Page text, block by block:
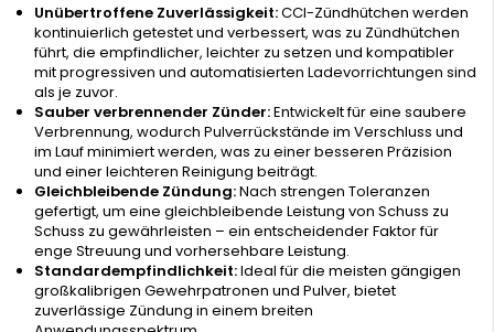
Unübertroffene Zuverlässigkeit:CCI-Zündhütchen werden
kontinuierlich getestet und verbessert, was zu Zündhütchen
führt, die empfindlicher, leichter zu setzen und kompatibler
mit progressiven und automatisierten Ladevorrichtungen sind
als je zuvor.
Sauber verbrennender Zünder:Entwickelt für eine saubere
Verbrennung, wodurch Pulverrückstände im Verschluss und
im Lauf minimiert werden, was zu einer besseren Präzision
und einer leichteren Reinigung beiträgt.
Gleichbleibende Zündung:Nach strengen Toleranzen
gefertigt, um eine gleichbleibende Leistung von Schuss zu
Schuss zu gewährleisten – ein entscheidender Faktor für
enge Streuung und vorhersehbare Leistung.
Standardempfindlichkeit:Ideal für die meisten gängigen
großkalibrigen Gewehrpatronen und Pulver, bietet
zuverlässige Zündung in einem breiten